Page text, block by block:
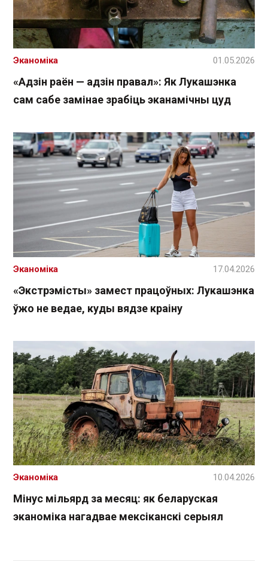
«Адзін раён — адзін правал»: Як Лукашэнка
сам сабе замінае зрабіць эканамічны цуд
Эканоміка 01.05.2026
«Экстрэмісты» замест працоўных: Лукашэнка
ўжо не ведае, куды вядзе краіну
Эканоміка 17.04.2026
Мінус мільярд за месяц: як беларуская
эканоміка нагадвае мексіканскі серыял
Эканоміка 10.04.2026